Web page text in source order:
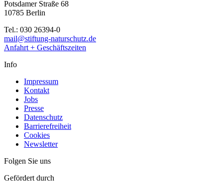
Potsdamer Straße 68
10785 Berlin
Tel.: 030 26394-0
mail@stiftung-naturschutz.de
Anfahrt + Geschäftszeiten
Info
Impressum
Kontakt
Jobs
Presse
Datenschutz
Barrierefreiheit
Cookies
Newsletter
Folgen Sie uns
Gefördert durch